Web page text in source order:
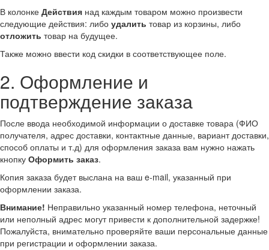
В колонке Действия над каждым товаром можно произвести
следующие действия: либо удалить товар из корзины, либо
отложить товар на будущее.
Также можно ввести код скидки в соответствующее поле.
2. Оформление и
подтверждение заказа
После ввода необходимой информации о доставке товара (ФИО
получателя, адрес доставки, контактные данные, вариант доставки,
способ оплаты и т.д) для оформления заказа вам нужно нажать
кнопку Оформить заказ.
Копия заказа будет выслана на ваш e-mail, указанный при
оформлении заказа.
Внимание! Неправильно указанный номер телефона, неточный
или неполный адрес могут привести к дополнительной задержке!
Пожалуйста, внимательно проверяйте ваши персональные данные
при регистрации и оформлении заказа.